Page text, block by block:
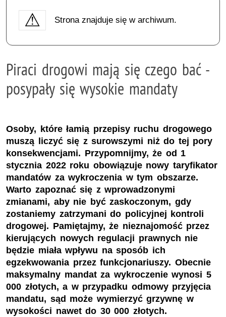
Strona znajduje się w archiwum.
Piraci drogowi mają się czego bać -
posypały się wysokie mandaty
Osoby, które łamią przepisy ruchu drogowego
muszą liczyć się z surowszymi niż do tej pory
konsekwencjami. Przypomnijmy, że od 1
stycznia 2022 roku obowiązuje nowy taryfikator
mandatów za wykroczenia w tym obszarze.
Warto zapoznać się z wprowadzonymi
zmianami, aby nie być zaskoczonym, gdy
zostaniemy zatrzymani do policyjnej kontroli
drogowej. Pamiętajmy, że nieznajomość przez
kierujących nowych regulacji prawnych nie
będzie miała wpływu na sposób ich
egzekwowania przez funkcjonariuszy. Obecnie
maksymalny mandat za wykroczenie wynosi 5
000 złotych, a w przypadku odmowy przyjęcia
mandatu, sąd może wymierzyć grzywnę w
wysokości nawet do 30 000 złotych.